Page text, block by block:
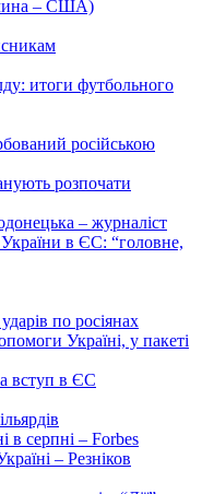
– США)
итоги футбольного
російською
розпочати
– журналіст
в ЄС: “головне,
по росіянах
Україні, у пакеті
вступ в ЄС
в серпні – Forbes
– Резніков